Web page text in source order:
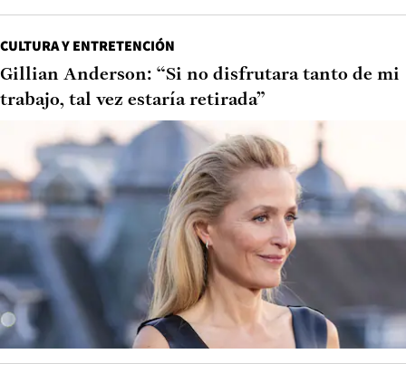
CULTURA Y ENTRETENCIÓN
Gillian Anderson: “Si no disfrutara tanto de mi
trabajo, tal vez estaría retirada”